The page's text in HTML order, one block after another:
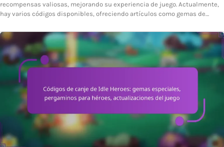
recompensas valiosas, mejorando su experiencia de juego. Actualmente,
hay varios códigos disponibles, ofreciendo artículos como gemas de…